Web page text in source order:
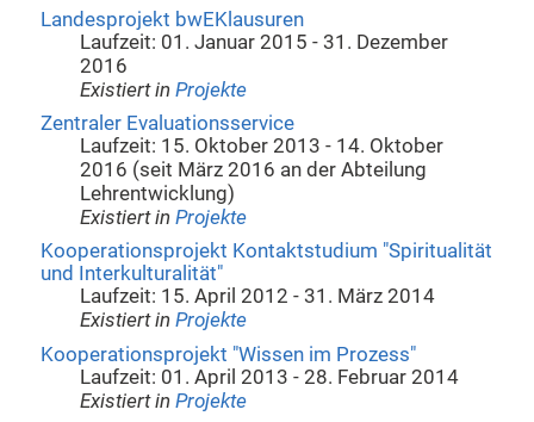
Landesprojekt bwEKlausuren
Laufzeit: 01. Januar 2015 - 31. Dezember
2016
Existiert in Projekte
Zentraler Evaluationsservice
Laufzeit: 15. Oktober 2013 - 14. Oktober
2016 (seit März 2016 an der Abteilung
Lehrentwicklung)
Existiert in Projekte
Kooperationsprojekt Kontaktstudium "Spiritualität
und Interkulturalität"
Laufzeit: 15. April 2012 - 31. März 2014
Existiert in Projekte
Kooperationsprojekt "Wissen im Prozess"
Laufzeit: 01. April 2013 - 28. Februar 2014
Existiert in Projekte